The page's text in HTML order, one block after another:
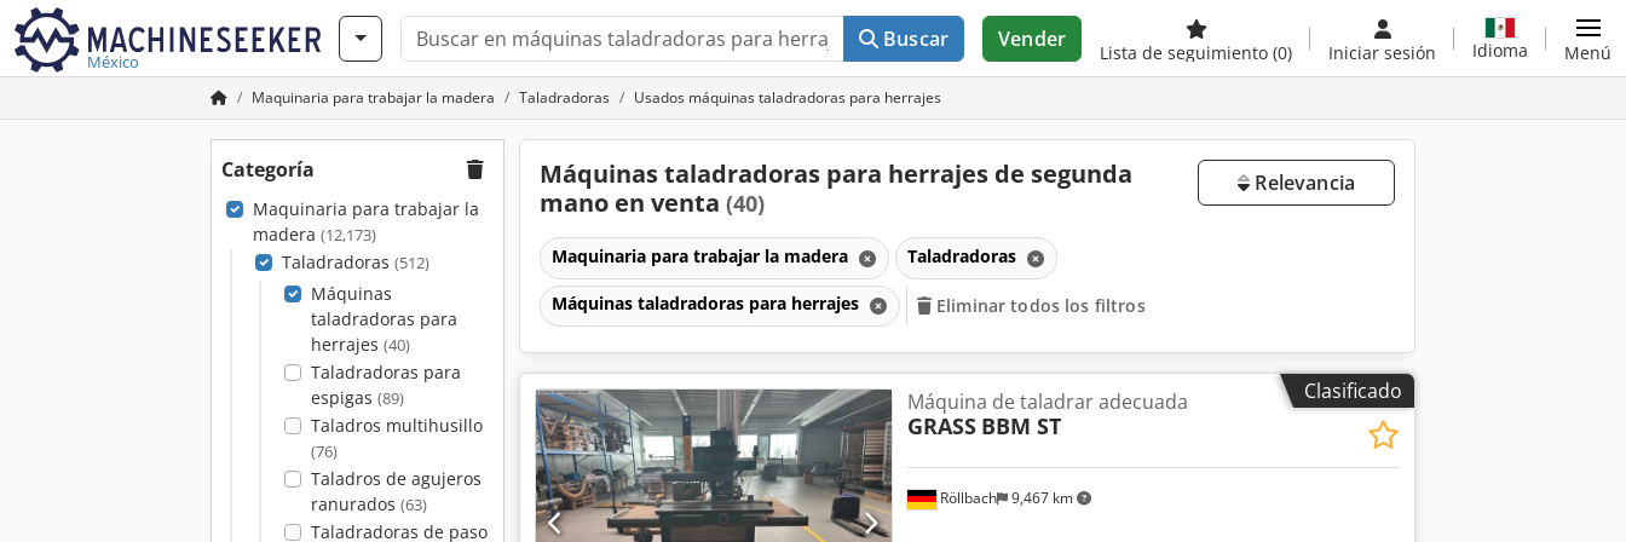
México
Buscar Vender
Lista de seguimiento (0) Iniciar sesión Idioma Menú
Maquinaria para trabajar la madera Taladradoras Usados máquinas taladradoras para herrajes
Categoría
Maquinaria para trabajar la
madera (12,173)
Taladradoras (512)
Máquinas
taladradoras para
herrajes (40)
Taladradoras para
espigas (89)
Taladros multihusillo
(76)
Taladros de agujeros
ranurados (63)
Taladradoras de paso
Máquinas taladradoras para herrajes de segunda
mano en venta (40)
Relevancia
Maquinaria para trabajar la madera Taladradoras
Máquinas taladradoras para herrajes Eliminar todos los filtros
Clasificado
Röllbach 9,467 km
Máquina de taladrar adecuada
GRASS BBM ST